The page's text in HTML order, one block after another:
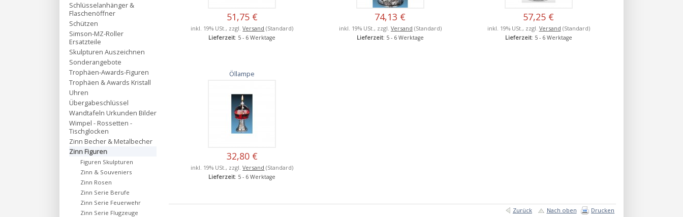
51,75 €
inkl. 19% USt., zzgl.Versand (Standard)
Lieferzeit: 5 - 6 Werktage
74,13 €
inkl. 19% USt., zzgl. Versand (Standard)
Lieferzeit: 5 - 6 Werktage
57,25 €
inkl. 19% USt., zzgl. Versand (Standard)
Lieferzeit: 5 - 6 Werktage
Öllampe
32,80 €
inkl. 19% USt., zzgl.Versand (Standard)
Lieferzeit: 5 - 6 Werktage
Zurück Nach oben Drucken
Schlüsselanhänger &
Flaschenöffner
Schützen
Simson-MZ-Roller
Ersatzteile
Skulpturen Auszeichnen
Sonderangebote
Trophäen-Awards-Figuren
Trophäen & Awards Kristall
Uhren
Übergabeschlüssel
Wandtafeln Urkunden Bilder
Wimpel - Rossetten -
Tischglocken
Zinn Becher & Metalbecher
Zinn Figuren
Figuren Skulpturen
Zinn & Souveniers
Zinn Rosen
Zinn Serie Berufe
Zinn Serie Feuerwehr
Zinn Serie Flugzeuge